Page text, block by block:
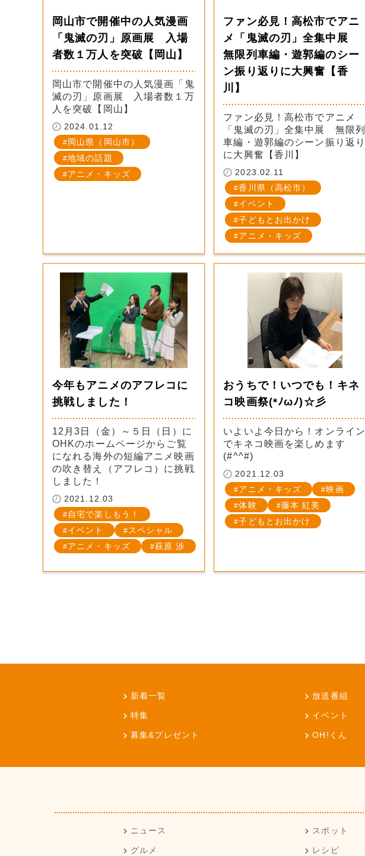
岡山市で開催中の人気漫画
「鬼滅の刃」原画展 入場
者数１万人を突破【岡山】
岡山市で開催中の人気漫画「鬼
滅の刃」原画展 入場者数１万
人を突破【岡山】
2024.01.12
岡山県（岡山市）
地域の話題
アニメ・キッズ
ファン必見！高松市でアニ
メ「鬼滅の刃」全集中展
無限列車編・遊郭編のシー
ン振り返りに大興奮【香
川】
ファン必見！高松市でアニメ
「鬼滅の刃」全集中展 無限列
車編・遊郭編のシーン振り返り
に大興奮【香川】
2023.02.11
香川県（高松市）
イベント
子どもとお出かけ
アニメ・キッズ
今年もアニメのアフレコに
挑戦しました！
12月3日（金）～５日（日）に
OHKのホームページからご覧
になれる海外の短編アニメ映画
の吹き替え（アフレコ）に挑戦
しました！
2021.12.03
自宅で楽しもう！
イベント
スペシャル
アニメ・キッズ
萩原 渉
おうちで！いつでも！キネ
コ映画祭(*ﾉωﾉ)☆彡
いよいよ今日から！オンライン
でキネコ映画を楽しめます
(#^^#)
2021.12.03
アニメ・キッズ
映画
体験
藤本 紅美
子どもとお出かけ
新着一覧 放送番組
特集 イベント
募集&プレゼント OH!くん
ニュース スポット
グルメ レシピ